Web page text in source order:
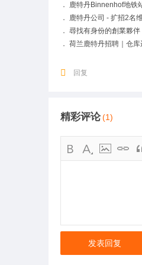
． 鹿特丹Binnenhof地铁
． 鹿特丹公司 - 扩招2名
． 尋找有身份的創業夥
． 荷兰鹿特丹招聘｜仓库
回复
精彩评论(1)
发表回复